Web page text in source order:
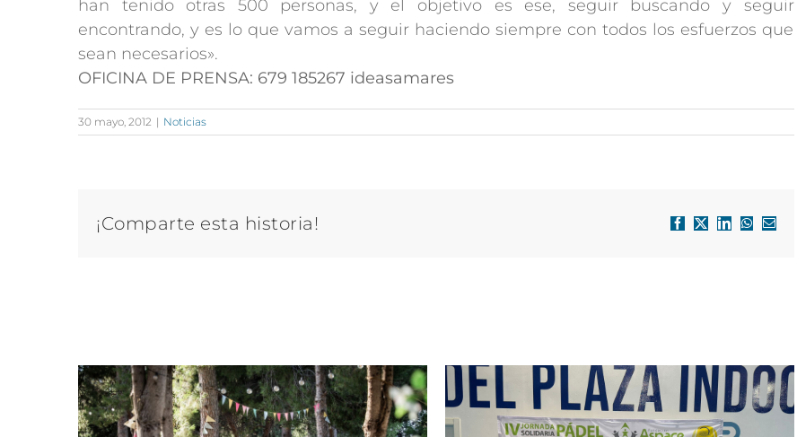
han tenido otras 500 personas, y el objetivo es ese, seguir buscando y seguir
encontrando, y es lo que vamos a seguir haciendo siempre con todos los esfuerzos que
sean necesarios».
OFICINA DE PRENSA: 679 185267 ideasamares
30 mayo, 2012 | Noticias
¡Comparte esta historia! Facebook
X LinkedInWhatsApp
Correo